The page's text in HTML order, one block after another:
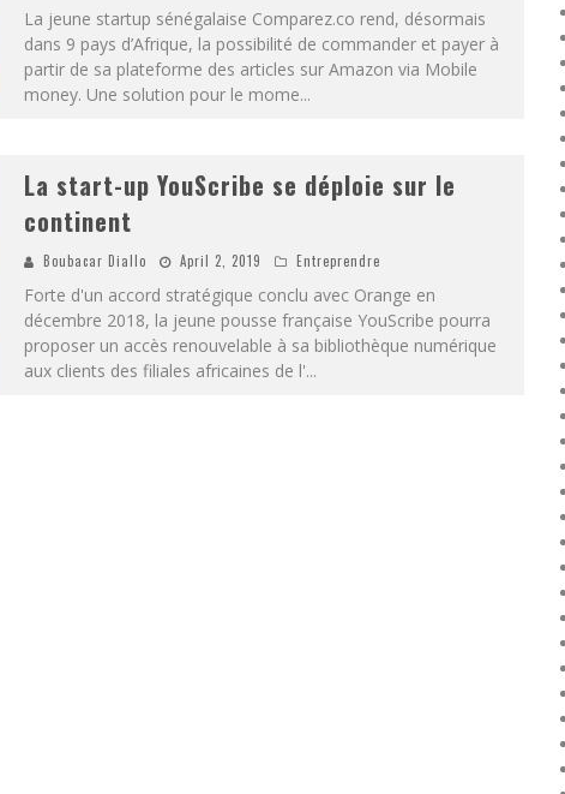
La jeune startup sénégalaise Comparez.co rend, désormais
dans 9 pays d’Afrique, la possibilité de commander et payer à
partir de sa plateforme des articles sur Amazon via Mobile
money. Une solution pour le mome...
La start-up YouScribe se déploie sur le
continent
Boubacar Diallo April 2, 2019 Entreprendre
Forte d'un accord stratégique conclu avec Orange en
décembre 2018, la jeune pousse française YouScribe pourra
proposer un accès renouvelable à sa bibliothèque numérique
aux clients des filiales africaines de l'...